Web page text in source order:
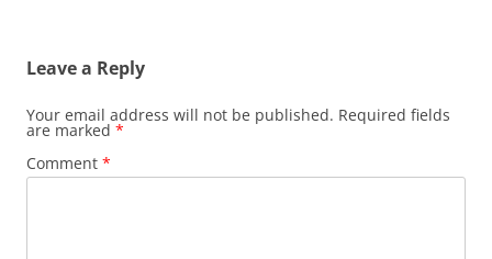
Leave a Reply
Your email address will not be published. Required fields
are marked *
Comment *